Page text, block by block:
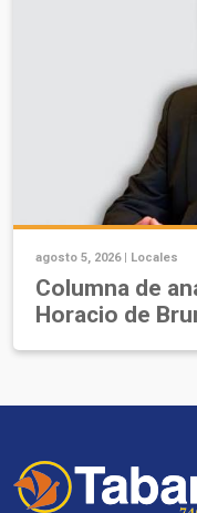
agosto 5, 2026 | Locales
Columna de
Horacio de